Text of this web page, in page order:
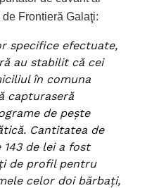
Frontieră Galaţi:
specifice efectuate,
au stabilit că cei
în comuna
capturaseră
de peşte
Cantitatea de
de lei a fost
de profil pentru
celor doi bărbaţi,